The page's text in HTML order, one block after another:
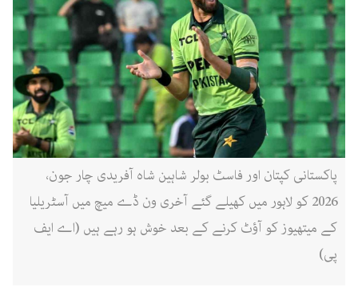
پاکستانی کپتان اور فاسٹ بولر شاہین شاہ آفریدی چار جون،
2026 کو لاہور میں کھیلے گئے آخری ون ڈے میچ میں آسٹریلیا
کے میتھیوز کو آؤٹ کرنے کے بعد خوش ہو رہے ہیں (اے ایف
پی)